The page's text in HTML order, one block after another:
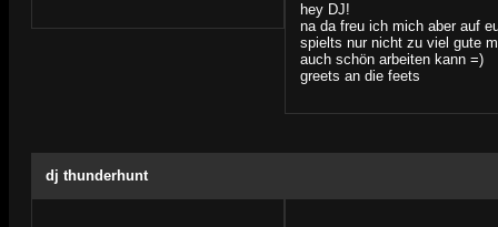
hey DJ!
na da freu ich mich aber auf
spielts nur nicht zu viel gute
auch schön arbeiten kann =)
greets an die feets
dj thunderhunt